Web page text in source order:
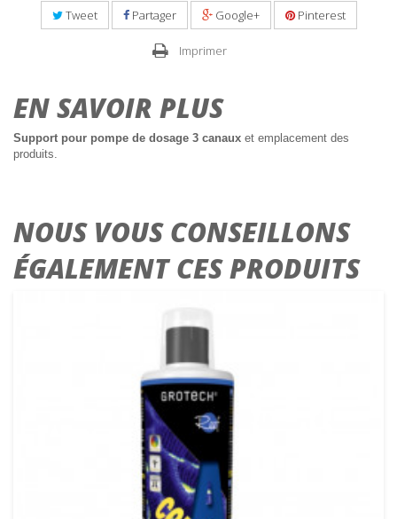
Tweet Partager Google+ Pinterest
Imprimer
EN SAVOIR PLUS
Support pour pompe de dosage 3 canaux et emplacement des
produits.
NOUS VOUS CONSEILLONS
ÉGALEMENT CES PRODUITS